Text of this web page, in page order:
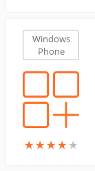
Windows
Phone
★★★★ ★
★★★★ ★